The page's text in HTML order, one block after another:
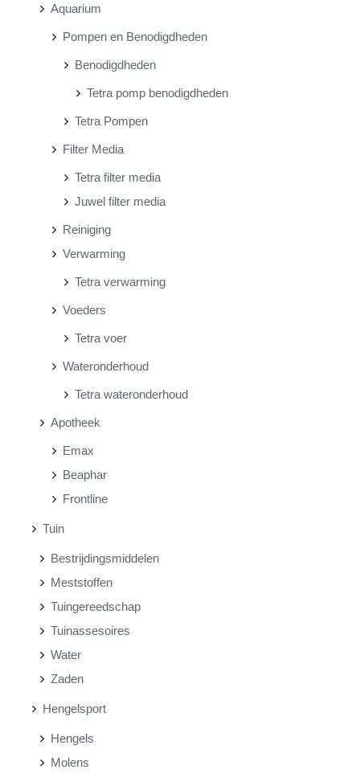
Aquarium
Pompen en Benodigdheden
Benodigdheden
Tetra pomp benodigdheden
Tetra Pompen
Filter Media
Tetra filter media
Juwel filter media
Reiniging
Verwarming
Tetra verwarming
Voeders
Tetra voer
Wateronderhoud
Tetra wateronderhoud
Apotheek
Emax
Beaphar
Frontline
Tuin
Bestrijdingsmiddelen
Meststoffen
Tuingereedschap
Tuinassesoires
Water
Zaden
Hengelsport
Hengels
Molens